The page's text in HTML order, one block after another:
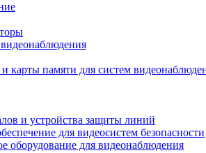
карты памяти для систем
и устройства защиты линий
для видеосистем безопасности
оборудование для видеонаблюдения